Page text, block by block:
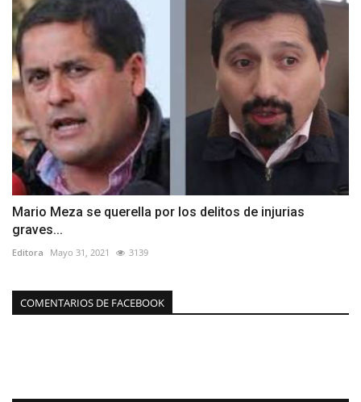
Mario Meza se querella por los delitos de injurias
graves...
Editora Mayo 31, 2021 3139
COMENTARIOS DE FACEBOOK